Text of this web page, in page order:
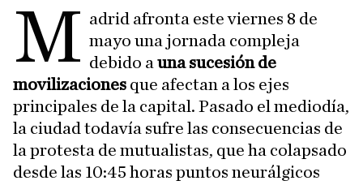
M adrid afronta este viernes 8 de
mayo una jornada compleja
debido auna sucesión de
movilizaciones que afectan a los ejes
principales de la capital. Pasado el mediodía,
la ciudad todavía sufre las consecuencias de
la protesta de mutualistas, que ha colapsado
desde las 10:45 horas puntos neurálgicos